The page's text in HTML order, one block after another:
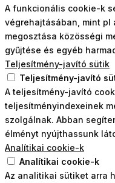
A funkcionális cookie-k
végrehajtásában, mint pl
megosztása közösségi
gyűjtése és egyéb
Teljesítmény-javító sütik
Teljesítmény-javító
A teljesítmény-javító
teljesítményindexeinek
szolgálnak. Abban
élményt nyújthassunk
Analítikai cookie-k
Analítikai cookie-k
Az analitikai sütiket arra